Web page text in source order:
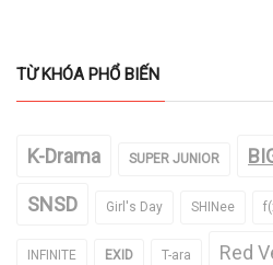
TỪ KHÓA PHỔ BIẾN
K-Drama SUPER JUNIOR
SNSD Girl's Day SHINee
INFINITE EXID T-ara Red